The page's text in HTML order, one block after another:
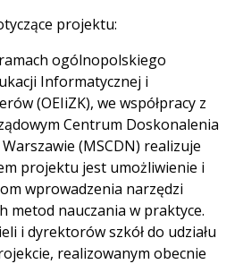
projektu:
ogólnopolskiego
Informatycznej i
(OEIiZK), we współpracy z
Centrum Doskonalenia
(MSCDN) realizuje
projektu jest umożliwienie i
wprowadzenia narzędzi
metod nauczania w praktyce.
i dyrektorów szkół do udziału
realizowanym obecnie